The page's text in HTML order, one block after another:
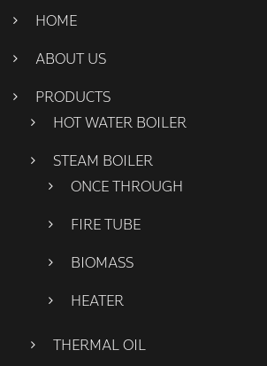
HOME
ABOUT US
PRODUCTS
HOT WATER BOILER
STEAM BOILER
ONCE THROUGH
FIRE TUBE
BIOMASS
HEATER
THERMAL OIL